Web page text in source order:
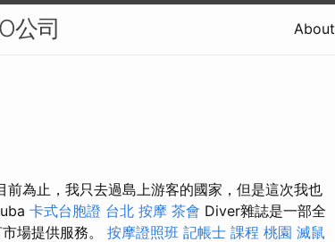
公司 About
為止，我只去過島上游客的國家，但是這次我也
卡式台胞證 台北 按摩 茶會 Diver雜誌是一部全
場提供服務。 按摩證照班 記帳士 課程 桃園 滅鼠